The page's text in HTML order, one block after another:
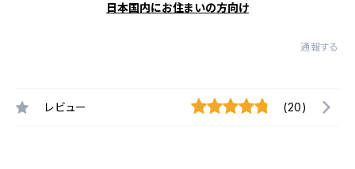
日本国内にお住まいの方向け
通報する
レビュー (20)